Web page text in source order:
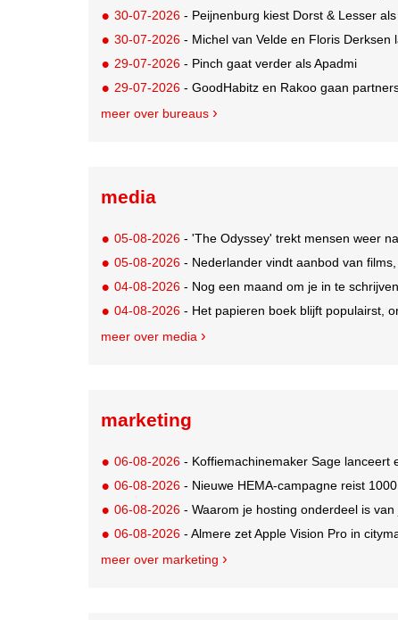
30-07-2026 - Peijnenburg kiest Dorst & Lesser
30-07-2026 - Michel van Velde en Floris Derksen
29-07-2026 - Pinch gaat verder als Apadmi
29-07-2026 - GoodHabitz en Rakoo gaan
meer over bureaus
media
05-08-2026 - 'The Odyssey' trekt mensen weer
05-08-2026 - Nederlander vindt aanbod van
04-08-2026 - Nog een maand om je in te
04-08-2026 - Het papieren boek blijft populairst,
meer over media
marketing
06-08-2026 - Koffiemachinemaker Sage lanceert
06-08-2026 - Nieuwe HEMA-campagne reist
06-08-2026 - Waarom je hosting onderdeel is
06-08-2026 - Almere zet Apple Vision Pro in
meer over marketing